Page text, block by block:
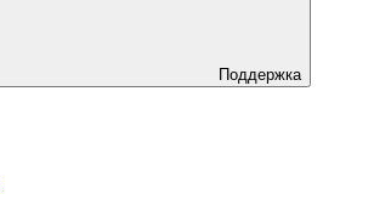
Поддержка